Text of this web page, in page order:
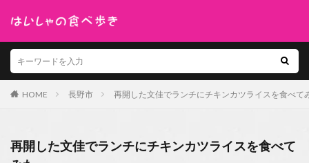
HOME 長野市 再開した文佳でランチにチキンカツライスを食べて
再開した文佳でランチにチキンカツライスを食べて